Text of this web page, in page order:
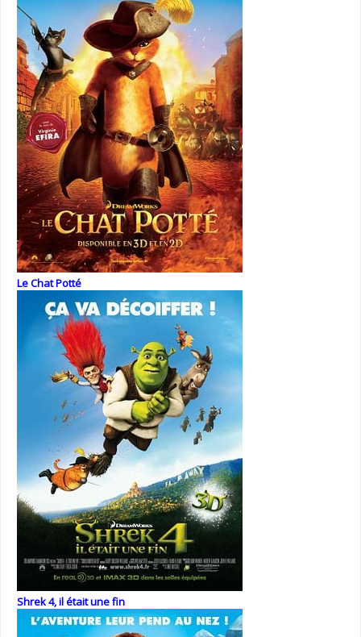
Le Chat Potté
Shrek 4, il était une fin